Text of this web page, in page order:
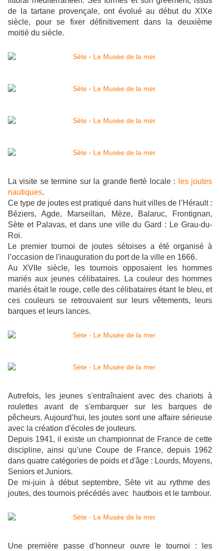
de la tartane provençale, ont évolué au début du XIXe
siècle, pour se fixer définitivement dans la deuxième
moitié du siècle.
La visite se termine sur la grande fierté locale :
les joutes
nautiques.
Ce type de joutes est pratiqué dans huit villes de l’Hérault :
Béziers, Agde, Marseillan, Mèze, Balaruc, Frontignan,
Sète et Palavas, et dans une ville du Gard : Le Grau-du-
Roi.
Le premier tournoi de joutes sétoises a été organisé à
l’occasion de l'inauguration du port de la ville en 1666.
Au XVIIe siècle, les tournois opposaient les hommes
mariés aux jeunes célibataires. La couleur des hommes
mariés était le rouge, celle des célibataires étant le bleu, et
ces couleurs se retrouvaient sur leurs vêtements, leurs
barques et leurs lances.
Autrefois, les jeunes s'entraînaient avec des chariots à
roulettes avant de s'embarquer sur les barques de
pêcheurs. Aujourd’hui, les joutes sont une affaire sérieuse
avec la création d'écoles de jouteurs.
Depuis 1941, il existe un championnat de France de cette
discipline, ainsi qu’une Coupe de France, depuis 1962
dans quatre catégories de poids et d'âge : Lourds, Moyens,
Seniors et Juniors.
De mi-juin à début septembre, Sète vit au rythme des
joutes, des tournois précédés avec hautbois et le tambour.
Une première passe d’honneur ouvre le tournoi : les